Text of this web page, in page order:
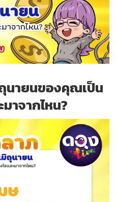
นายนของคุณเป็น
มาจากไหน?